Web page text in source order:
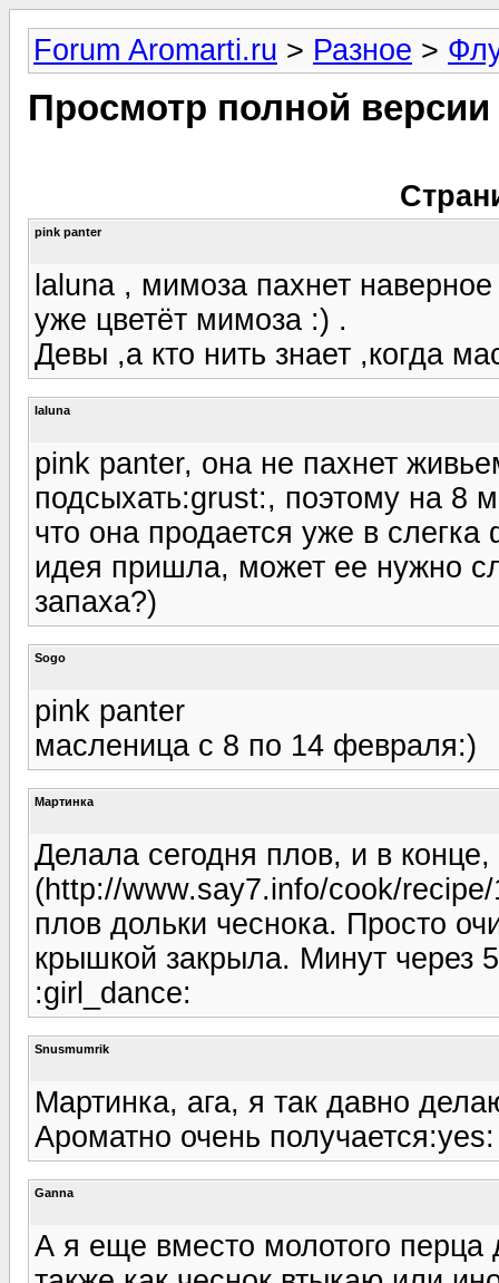
Forum Aromarti.ru > Разное >
Просмотр полной
pink panter
laluna , мимоза пахнет
уже цветёт мимоза :) .
Девы ,а кто нить знает ,когда
laluna
pink panter, она не пахнет
подсыхать:grust:, поэтому на 8
что она продается уже в
идея пришла, может ее нужно
запаха?)
Sogo
pink panter
масленица с 8 по 14 февраля:)
Мартинка
Делала сегодня плов, и в
(http://www.say7.info/cook/
плов дольки чеснока. Просто
крышкой закрыла. Минут через
:girl_dance:
Snusmumrik
Мартинка, ага, я так давно
Ароматно очень получается:yes:
Ganna
А я еще вместо молотого перца